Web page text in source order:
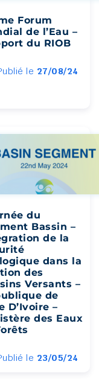
Forum
de l’Eau –
du RIOB
le 27/08/24
du
Bassin –
de la
dans la
des
Versants –
de
D’Ivoire –
des Eaux
le 23/05/24